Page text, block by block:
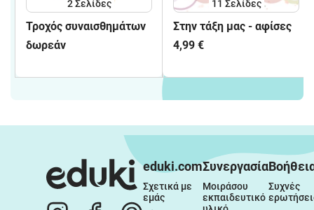
2Σελίδες
Τροχός συναισθημάτων
δωρεάν
11 Σελίδες
Στην τάξη μας - αφίσες
4,99 €
eduki.com
Σχετικά με
εμάς
Συνεργασία
Μοιράσου
εκπαιδευτικό
Συχνές